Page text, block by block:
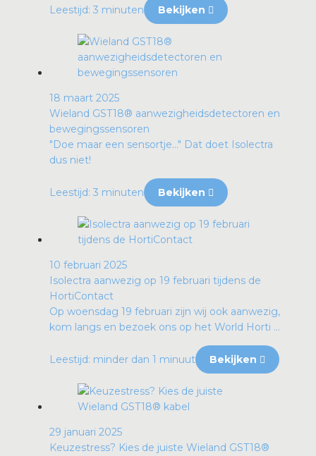
Leestijd: 3 minuten Bekijken
18 maart 2025
Wieland GST18® aanwezigheidsdetectoren en
bewegingssensoren
"Doe maar een sensortje…" Dat doet Isolectra
dus niet!
Leestijd: 3 minuten Bekijken
10 februari 2025
Isolectra aanwezig op 19 februari tijdens de
HortiContact
Op woensdag 19 februari zijn wij ook aanwezig,
kom langs en bezoek ons op het World Horti ...
Leestijd: minder dan 1 minuut Bekijken
29 januari 2025
Keuzestress? Kies de juiste Wieland GST18®